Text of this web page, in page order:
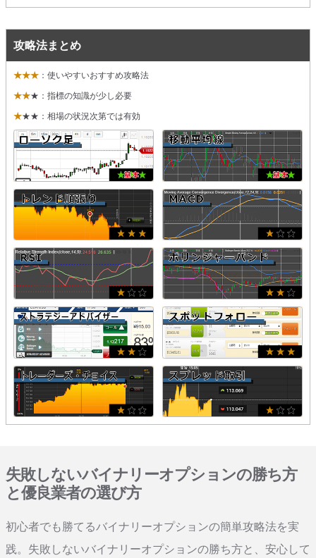
攻略法まとめ
★★★ ：使いやすいおすすめ攻略法
★★★：指標の知識が少し必要
★★★：相場の状況次第では有効
失敗しないバイナリーオプションの勝ち方
と優良業者の選び方
初心者でも勝てるバイナリーオプションの簡単攻略法を実
践。失敗しないバイナリーオプションの勝ち方と、安心して